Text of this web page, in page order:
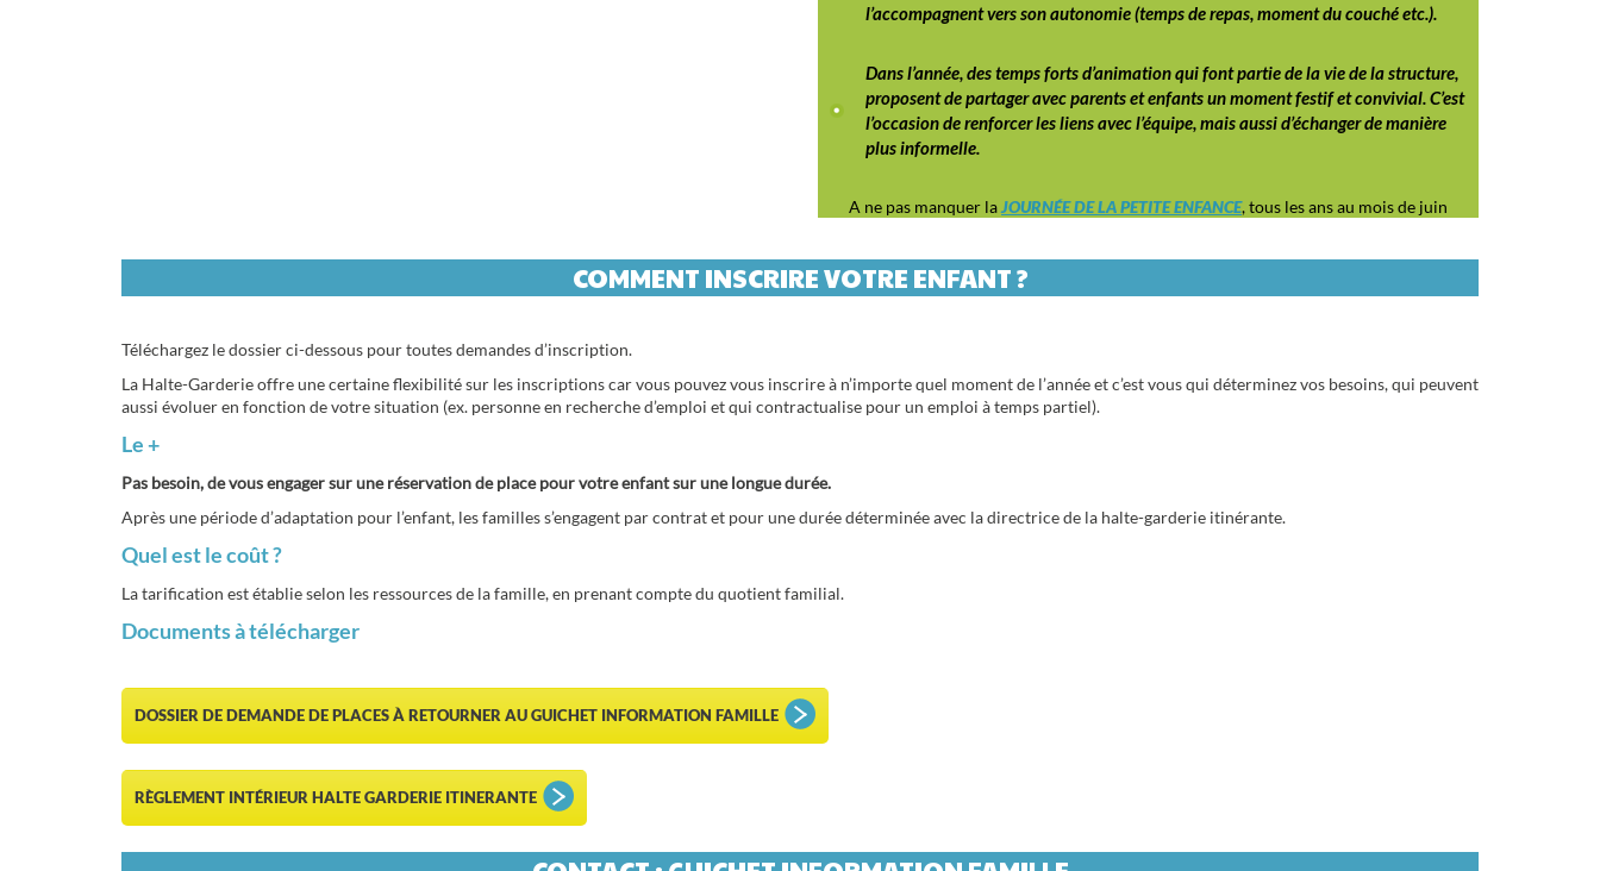
proposent de partager avec parents et enfants un moment festif et convivial. C’est
plus informelle.
A ne pas manquer laJOURNÉE DE LA PETITE ENFANCE, tous les ans au mois de juin
COMMENT INSCRIRE VOTRE ENFANT ?
Téléchargez le dossier ci-dessous pour toutes demandes d’inscription.
La Halte-Garderie offre une certaine flexibilité sur les inscriptions car vous pouvez vous inscrire à n’importe quel moment de l’année et c’est vous qui déterminez vos besoins, qui peuvent
Le +
Pas besoin, de vous engager sur une réservation de place pour votre enfant sur une longue durée.
Après une période d’adaptation pour l’enfant, les familles s’engagent par contrat et pour une durée déterminée avec la directrice de la halte-garderie itinérante.
Quel est le coût ?
La tarification est établie selon les ressources de la famille, en prenant compte du quotient familial.
Documents à télécharger
DOSSIER DE DEMANDE DE PLACES À RETOURNER AU GUICHET INFORMATION FAMILLE
RÈGLEMENT INTÉRIEUR HALTE GARDERIE ITINERANTE
CONTACT : GUICHET INFORMATION FAMILLE